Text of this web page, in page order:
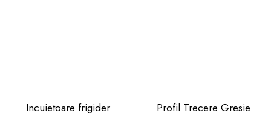
Incuietoare frigider
Profil Trecere Gresie